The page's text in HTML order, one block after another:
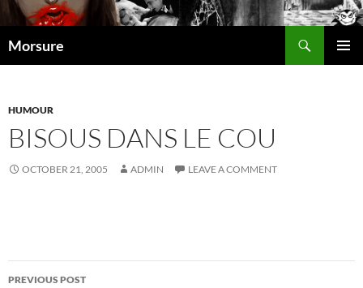
Morsure
HUMOUR
BISOUS DANS LE COU
OCTOBER 21, 2005 ADMIN LEAVE A COMMENT
Post
PREVIOUS POST